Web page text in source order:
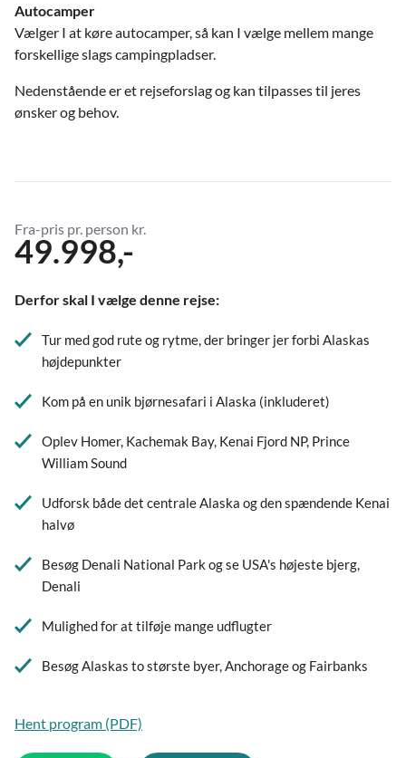
Autocamper
Vælger I at køre autocamper, så kan I vælge mellem mange
forskellige slags campingpladser.
Nedenstående er et rejseforslag og kan tilpasses til jeres
ønsker og behov.
Fra-pris pr. person kr.
49.998,-
Derfor skal I vælge denne rejse:
Tur med god rute og rytme, der bringer jer forbi Alaskas
højdepunkter
Kom på en unik bjørnesafari i Alaska (inkluderet)
Oplev Homer, Kachemak Bay, Kenai Fjord NP, Prince
William Sound
Udforsk både det centrale Alaska og den spændende Kenai
halvø
Besøg Denali National Park og se USA's højeste bjerg,
Denali
Mulighed for at tilføje mange udflugter
Besøg Alaskas to største byer, Anchorage og Fairbanks
Hent program (PDF)